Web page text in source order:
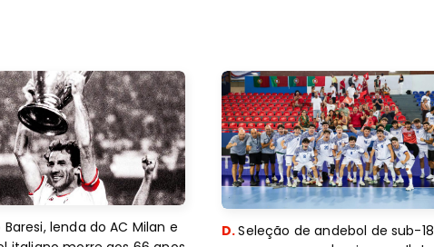
Baresi, lenda do AC Milan e
D.Seleção de andebol de sub-18